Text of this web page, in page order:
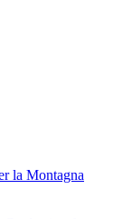
la Montagna